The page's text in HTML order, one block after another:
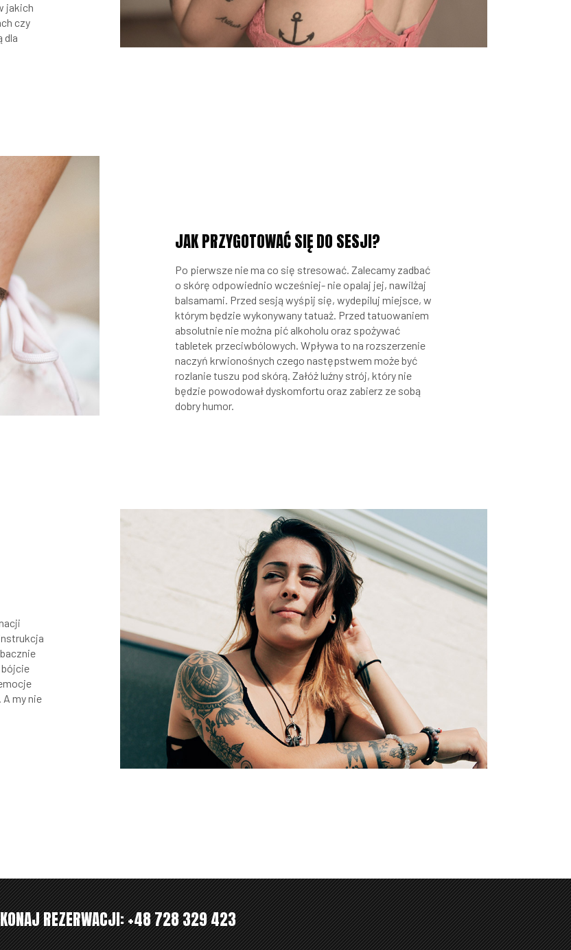
jakich
czy
dla
JAK PRZYGOTOWAĆ SIĘ DO SESJI?
Po pierwsze nie ma co się stresować. Zalecamy zadbać
o skórę odpowiednio wcześniej- nie opalaj jej, nawilżaj
balsamami. Przed sesją wyśpij się, wydepiluj miejsce, w
którym będzie wykonywany tatuaż. Przed tatuowaniem
absolutnie nie można pić alkoholu oraz spożywać
tabletek przeciwbólowych. Wpływa to na rozszerzenie
naczyń krwionośnych czego następstwem może być
rozlanie tuszu pod skórą. Załóż luźny strój, który nie
będzie powodował dyskomfortu oraz zabierz ze sobą
dobry humor.
my nie
REZERWACJI:+48 728 329 423